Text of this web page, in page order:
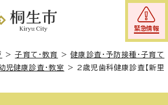
緊急情報
>子育て・教育 >健康診査・予防接種・子育て
児健康診査・教室 > 2歳児歯科健康診査【新里